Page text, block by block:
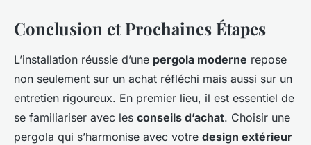
Conclusion et Prochaines Étapes
L’installation réussie d’une pergola moderne repose
non seulement sur un achat réfléchi mais aussi sur un
entretien rigoureux. En premier lieu, il est essentiel de
se familiariser avec les conseils d’achat. Choisir une
pergola qui s’harmonise avec votre design extérieur